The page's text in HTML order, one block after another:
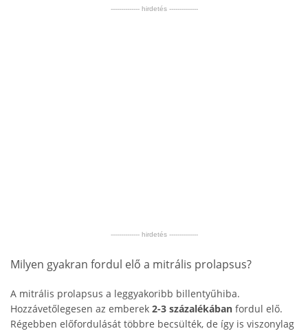
-------------- hirdetés --------------
-------------- hirdetés --------------
Milyen gyakran fordul elő a mitrális prolapsus?
A mitrális prolapsus a leggyakoribb billentyűhiba.
Hozzávetőlegesen az emberek 2-3 százalékában fordul elő.
Régebben előfordulását többre becsülték, de így is viszonylag